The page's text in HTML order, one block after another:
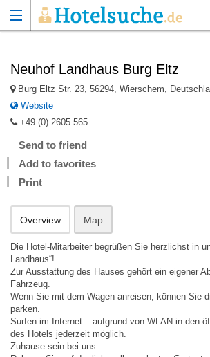
Neuhof Landhaus Burg Eltz
Burg Eltz Str. 23, 56294, Wierschem,
Website
+49 (0) 2605 565
Send to friend
Add to favorites
Print
Overview Map
Die Hotel-Mitarbeiter begrüßen Sie herzlichst in
Landhaus“!
Zur Ausstattung des Hauses gehört ein eigener
Fahrzeug.
Wenn Sie mit dem Wagen anreisen, können Sie
parken.
Surfen im Internet – aufgrund von WLAN in den
des Hotels jederzeit möglich.
Zuhause sein bei uns